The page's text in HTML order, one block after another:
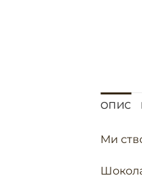
ОПИС
Ми